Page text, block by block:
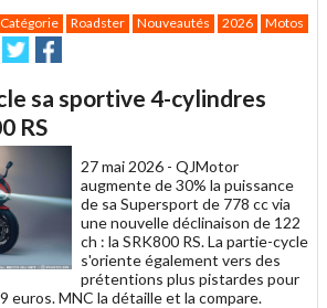
Catégorie Roadster Nouveautés 2026
Motos
EnvoyerPartager
sur sur
sa sportive 4-cylindres
RS
27 mai 2026 - QJMotor
augmente de 30% la puissance
de sa Supersport de 778 cc via
une nouvelle déclinaison de 122
ch : la SRK800 RS. La partie-cycle
s'oriente également vers des
prétentions plus pistardes pour
euros. MNC la détaille et la compare.